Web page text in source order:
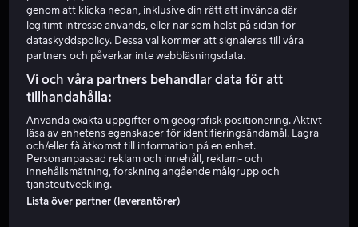
Mille Dinesen
Skådespelare
genom att klicka nedan, inklusive din rätt att invända där
legitimt intresse används, eller när som helst på sidan för
dataskyddspolicy. Dessa val kommer att signaleras till våra
partners och påverkar inte webbläsningsdata.
Vi och våra partners behandlar data för att
tillhandahålla:
Använda exakta uppgifter om geografisk positionering. Aktivt
läsa av enhetens egenskaper för identifieringsändamål. Lagra
och/eller få åtkomst till information på en enhet.
Personanpassad reklam och innehåll, reklam- och
innehållsmätning, forskning angående målgrupp och
tjänsteutveckling.
Lista över partner (leverantörer)